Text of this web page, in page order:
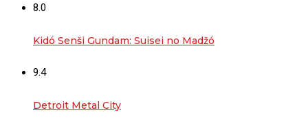
8.0
Kidó Senši Gundam: Suisei no Madžó
9.4
Detroit Metal City